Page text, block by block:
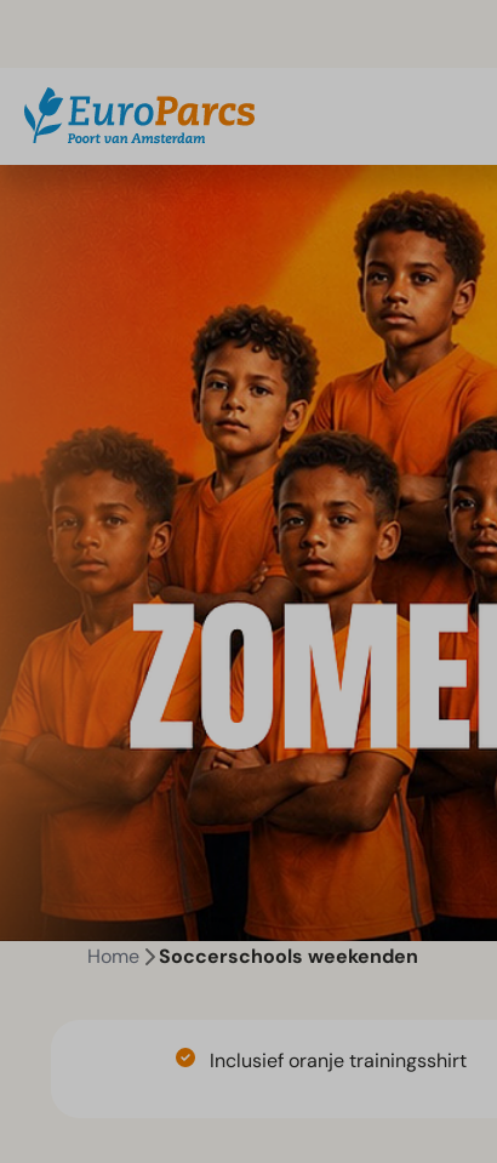
Home Soccerschools weekenden
Inclusief oranje trainingsshirt